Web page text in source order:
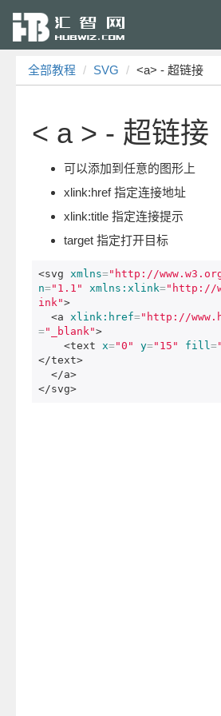
全部教程 SVG <a> - 超链接
< a > - 超链接
可以添加到任意的图形上
xlink:href 指定连接地址
xlink:title 指定连接提示
target 指定打开目标
<svg xmlns="http://
n="1.1" xmlns:xlink="http://
ink">
<a xlink:href="http://
="_blank">
<text x="0" y="15" fill=
</text>
</a>
</svg>